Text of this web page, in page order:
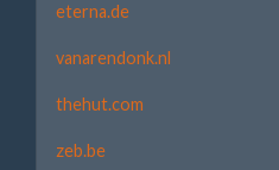
eterna.de
vanarendonk.nl
thehut.com
zeb.be